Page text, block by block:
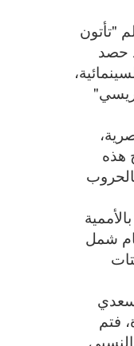
"تأتون
حصد
هذه
شمل
سعدي
فتم